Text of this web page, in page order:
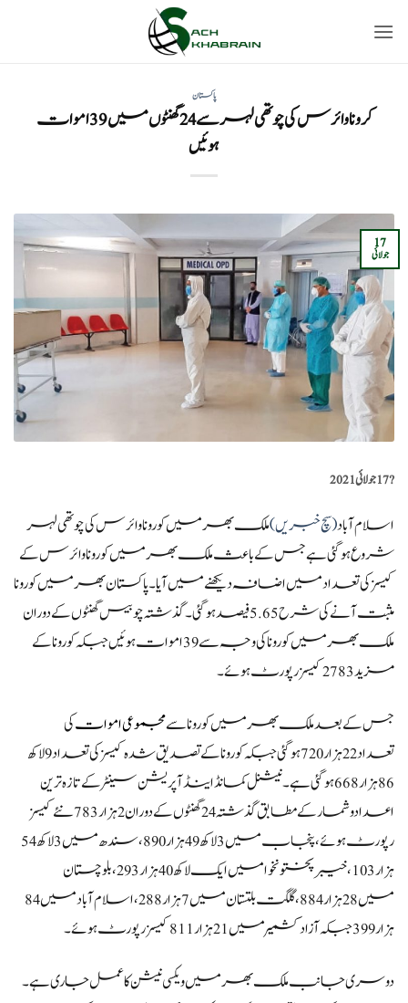
پاکستان
کرونا وائرس کی چوتھی لہر سے 24 گھنٹوں میں 39 اموات
ہوئیں
17
جولائی
?️17 جولائی 2021
اسلام آباد(سچ خبریں)ملک بھر میں کورونا وائرس کی چوتھی لہر
شروع ہو گئی ہے جس کے باعث ملک بھر میں کورونا وائرس کے
کیسز کی تعداد میں اضافہ دیکھنے میں آیا ۔ پاکستان بھر میں کورونا
مثبت آنے کی شرح 5.65 فیصد ہو گئی۔ گذشتہ چوبیس گھنٹوں کے دوران
ملک بھر میں کورونا کی وجہ سے 39 اموات ہوئیں جبکہ کورونا کے
مزید 2783 کیسز رپورٹ ہوئے۔
جس کے بعد ملک بھر میں کورونا سےمجموعی امواتکی
تعداد 22 ہزار 720 ہوگئی جبکہ کورونا کے تصدیق شدہ کیسز کی تعداد 9 لاکھ
86 ہزار 668 ہوگئی ہے۔ نیشنل کمانڈ اینڈ آپریشن سینٹر کے تازہ ترین
اعدادوشمار کے مطابق گذشتہ 24 گھنٹوں کے دوران 2 ہزار 783 نئے کیسز
رپورٹ ہوئے، پنجاب میں 3 لاکھ 49 ہزار 890، سندھ میں 3 لاکھ 54
ہزار 103، خیبر پختونخوا میں ایک لاکھ 40 ہزار 293، بلوچستان
میں 28 ہزار 884، گلگت بلتستان میں 7 ہزار 288، اسلام آباد میں 84
ہزار 399 جبکہ آزاد کشمیر میں 21 ہزار 811 کیسز رپورٹ ہوئے۔
دوسری جانب ملک بھر میں ویکسی نیشن کا عمل جاری ہے۔